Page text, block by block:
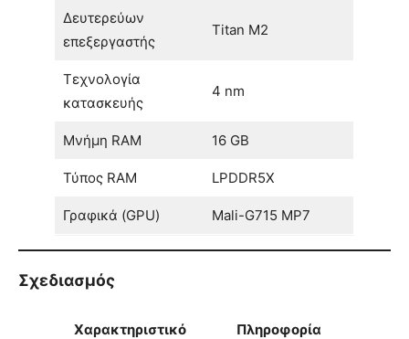
Δευτερεύων
επεξεργαστής
Titan M2
Τεχνολογία
κατασκευής
4 nm
Μνήμη RAM 16 GB
Τύπος RAM LPDDR5X
Γραφικά (GPU) Mali-G715 MP7
Σχεδιασμός
Χαρακτηριστικό Πληροφορία